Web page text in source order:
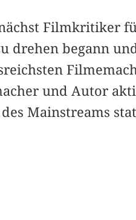
Filmkritiker
drehen begann
und Autor
Mainstreams